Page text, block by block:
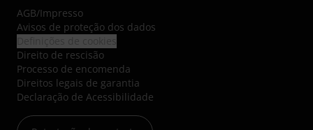
AGB/Impresso
Avisos de proteção dos dados
Direito de rescisão
Processo de encomenda
Direitos legais de garantia
Declaração de Acessibilidade